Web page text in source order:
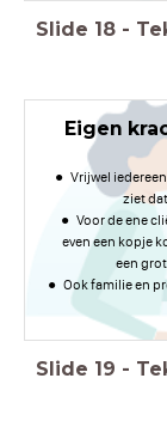
Slide 18 -
Eigen
Vrijwel
ziet
Voor de ene
even een kopje
een
Ook familie en
Slide 19 -